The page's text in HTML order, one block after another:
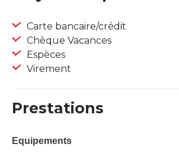
Carte bancaire/crédit
Chèque Vacances
Espèces
Virement
Prestations
Equipements